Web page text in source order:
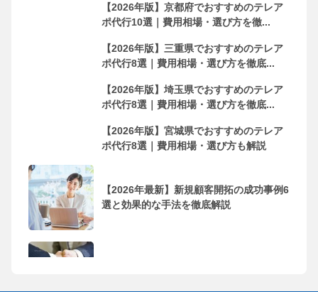
【2026年版】京都府でおすすめのテレア
ポ代行10選｜費用相場・選び方を徹...
【2026年版】三重県でおすすめのテレア
ポ代行8選｜費用相場・選び方を徹底...
【2026年版】埼玉県でおすすめのテレア
ポ代行8選｜費用相場・選び方を徹底...
【2026年版】宮城県でおすすめのテレア
ポ代行8選｜費用相場・選び方も解説
【2026年最新】新規顧客開拓の成功事例6
選と効果的な手法を徹底解説